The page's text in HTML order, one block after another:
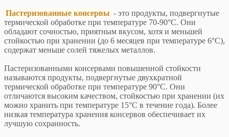
Пастеризованные консервы - это продукты, подвергнутые
термической обработке при температуре 70-90°С. Они
обладают сочностью, приятным вкусом, хотя и меньшей
стойкостью при хранении (до 6 месяцев при температуре 6°С),
содержат меньше солей тяжелых металлов.
Пастеризованными консервами повышенной стойкости
называются продукты, подвергнутые двухкратной
термической обработке при температуре 90°С. Они
отличаются высоким качеством, стойкостью при хранении (их
можно хранить при температуре 15°С в течение года). Более
низкая температура хранения консервов обеспечивает их
лучшую сохранность.